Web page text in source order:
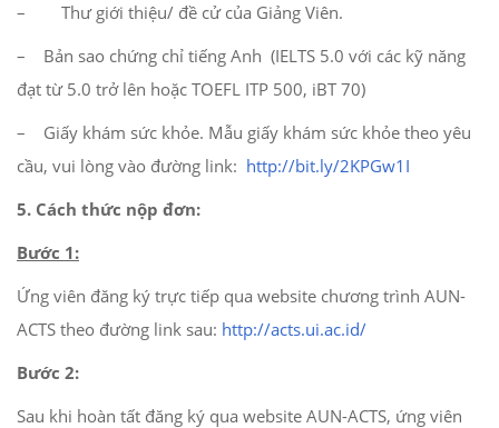
– Thư giới thiệu/ đề cử của Giảng Viên.
– Bản sao chứng chỉ tiếng Anh (IELTS 5.0 với các kỹ năng
đạt từ 5.0 trở lên hoặc TOEFL ITP 500, iBT 70)
– Giấy khám sức khỏe. Mẫu giấy khám sức khỏe theo yêu
cầu, vui lòng vào đường link: http://bit.ly/2KPGw1I
5. Cách thức nộp đơn:
Bước 1:
Ứng viên đăng ký trực tiếp qua website chương trình AUN-
ACTS theo đường link sau: http://acts.ui.ac.id/
Bước 2:
Sau khi hoàn tất đăng ký qua website AUN-ACTS, ứng viên